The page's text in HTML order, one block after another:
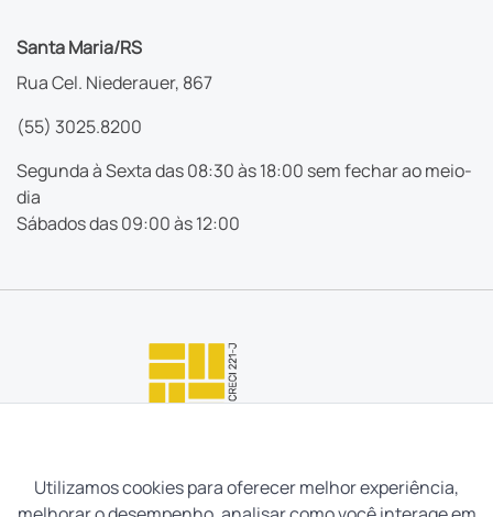
Santa Maria/RS
Rua Cel. Niederauer, 867
(55) 3025.8200
Segunda à Sexta das 08:30 às 18:00 sem fechar ao meio-
dia
Sábados das 09:00 às 12:00
Utilizamos cookies para oferecer melhor experiência,